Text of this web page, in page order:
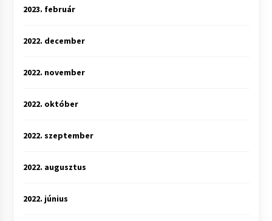
2023. február
2022. december
2022. november
2022. október
2022. szeptember
2022. augusztus
2022. június